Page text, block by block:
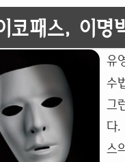
코패스, 이명
유
수
그
다.
스